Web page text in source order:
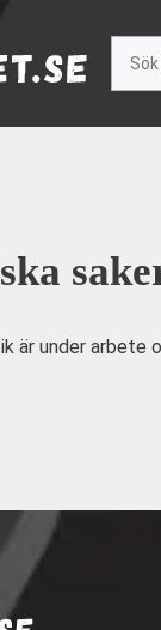
är under arbete